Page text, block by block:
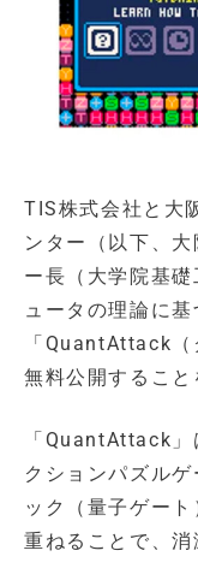
TIS株式会社と大
ンター（以下、
ー長（大学院基
ュータの理論に基
「QuantAttack（
無料公開すること
「QuantAttack
クションパズル
ック（量子ゲー
重ねることで、消